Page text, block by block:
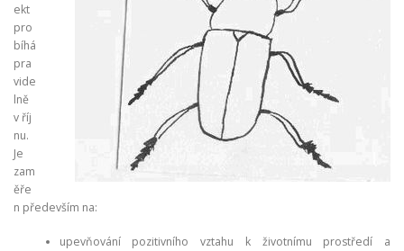
ekt
pro
bíhá
pra
vide
lně
v říj
nu.
Je
zam
ěře
n především na:
upevňování pozitivního vztahu k životnímu prostředí a